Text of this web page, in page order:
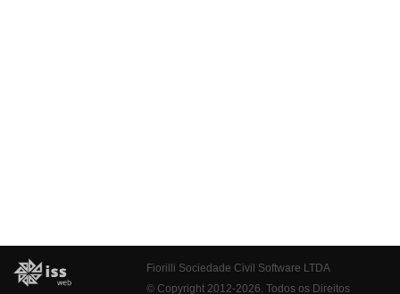
Fiorilli Sociedade Civil Software LTDA
© Copyright 2012-2026. Todos os Direitos